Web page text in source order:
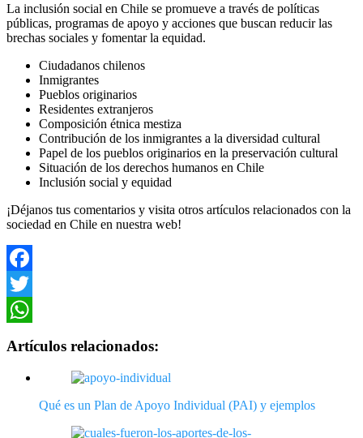
La inclusión social en Chile se promueve a través de políticas
públicas, programas de apoyo y acciones que buscan reducir las
brechas sociales y fomentar la equidad.
Ciudadanos chilenos
Inmigrantes
Pueblos originarios
Residentes extranjeros
Composición étnica mestiza
Contribución de los inmigrantes a la diversidad cultural
Papel de los pueblos originarios en la preservación cultural
Situación de los derechos humanos en Chile
Inclusión social y equidad
¡Déjanos tus comentarios y visita otros artículos relacionados con la
sociedad en Chile en nuestra web!
Facebook
Twitter
Artículos relacionados:
Qué es un Plan de Apoyo Individual (PAI) y ejemplos